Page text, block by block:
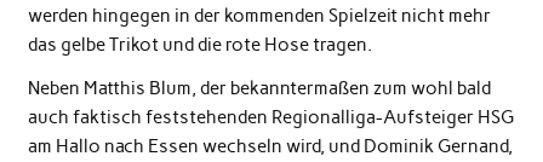
werden hingegen in der kommenden Spielzeit nicht mehr
das gelbe Trikot und die rote Hose tragen.
Neben Matthis Blum, der bekanntermaßen zum wohl bald
auch faktisch feststehenden Regionalliga-Aufsteiger HSG
am Hallo nach Essen wechseln wird, und Dominik Gernand,